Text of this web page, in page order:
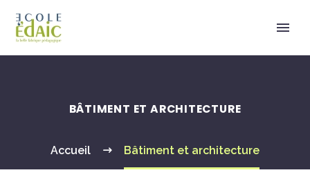
BÂTIMENT ET ARCHITECTURE
Accueil Bâtiment et architecture